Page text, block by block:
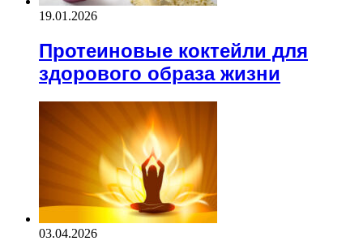
19.01.2026
Протеиновые коктейли для
здорового образа жизни
03.04.2026